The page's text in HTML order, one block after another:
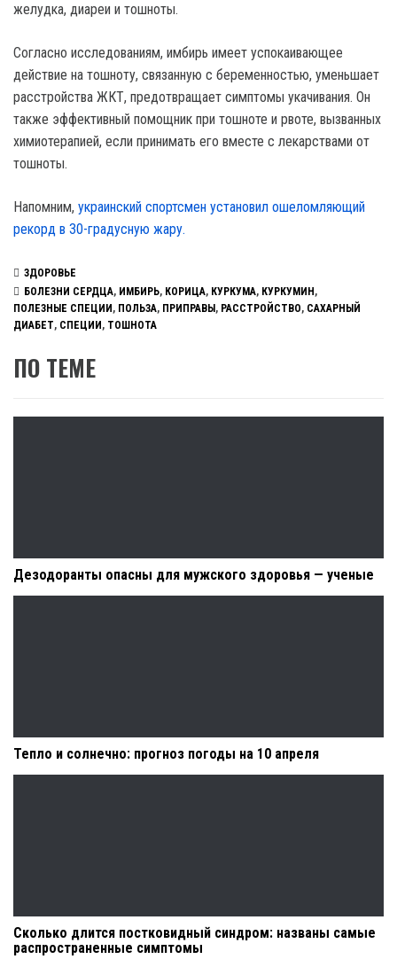
желудка, диареи и тошноты.
Согласно исследованиям, имбирь имеет успокаивающее
действие на тошноту, связанную с беременностью, уменьшает
расстройства ЖКТ, предотвращает симптомы укачивания. Он
также эффективный помощник при тошноте и рвоте, вызванных
химиотерапией, если принимать его вместе с лекарствами от
тошноты.
Напомним, украинский спортсмен установил ошеломляющий
рекорд в 30-градусную жару.
ЗДОРОВЬЕ
БОЛЕЗНИ СЕРДЦА, ИМБИРЬ, КОРИЦА, КУРКУМА, КУРКУМИН ,
ПОЛЕЗНЫЕ СПЕЦИИ , ПОЛЬЗА, ПРИПРАВЫ , РАССТРОЙСТВО, САХАРНЫЙ
ДИАБЕТ, СПЕЦИИ , ТОШНОТА
ПО ТЕМЕ
Дезодоранты опасны для мужского здоровья — ученые
Тепло и солнечно: прогноз погоды на 10 апреля
Сколько длится постковидный синдром: названы самые
распространенные симптомы